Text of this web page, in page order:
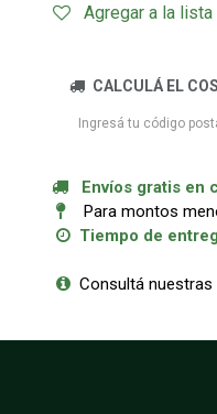
Agregar a la
CALCULÁ EL
Envíos gratis en
Para montos
Tiempo de
Consultá nuestras